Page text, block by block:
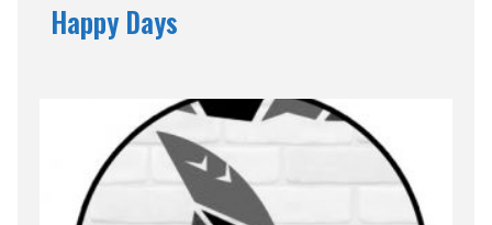
Happy Days